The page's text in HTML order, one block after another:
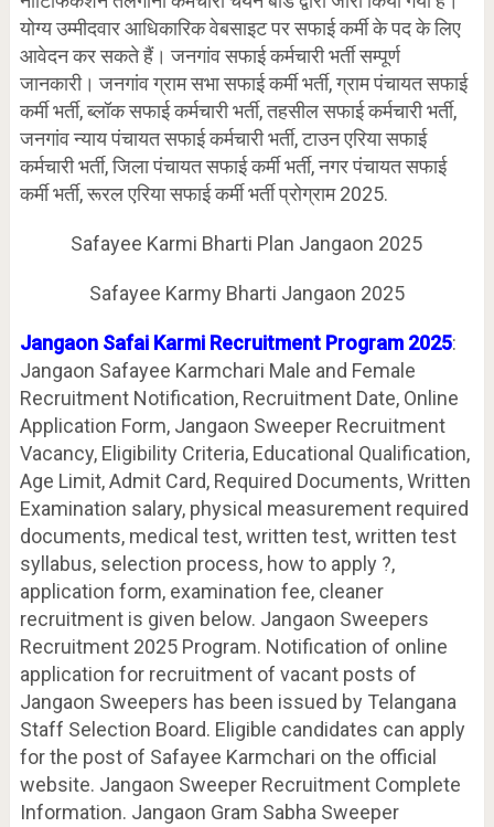
योग्य उम्मीदवार आधिकारिक वेबसाइट पर सफाई कर्मी के पद के लिए
आवेदन कर सकते हैं। जनगांव सफाई कर्मचारी भर्ती सम्पूर्ण
जानकारी। जनगांव ग्राम सभा सफाई कर्मी भर्ती, ग्राम पंचायत सफाई
कर्मी भर्ती, ब्लॉक सफाई कर्मचारी भर्ती, तहसील सफाई कर्मचारी भर्ती,
जनगांव न्याय पंचायत सफाई कर्मचारी भर्ती, टाउन एरिया सफाई
कर्मचारी भर्ती, जिला पंचायत सफाई कर्मी भर्ती, नगर पंचायत सफाई
कर्मी भर्ती, रूरल एरिया सफाई कर्मी भर्ती प्रोग्राम 2025.
Safayee Karmi Bharti Plan Jangaon 2025
Safayee Karmy Bharti Jangaon 2025
Jangaon Safai Karmi Recruitment Program 2025:
Jangaon Safayee Karmchari Male and Female
Recruitment Notification, Recruitment Date, Online
Application Form, Jangaon Sweeper Recruitment
Vacancy, Eligibility Criteria, Educational Qualification,
Age Limit, Admit Card, Required Documents, Written
Examination salary, physical measurement required
documents, medical test, written test, written test
syllabus, selection process, how to apply ?,
application form, examination fee, cleaner
recruitment is given below. Jangaon Sweepers
Recruitment 2025 Program. Notification of online
application for recruitment of vacant posts of
Jangaon Sweepers has been issued by Telangana
Staff Selection Board. Eligible candidates can apply
for the post of Safayee Karmchari on the official
website. Jangaon Sweeper Recruitment Complete
Information. Jangaon Gram Sabha Sweeper